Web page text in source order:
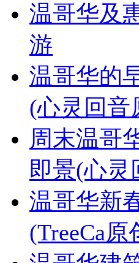
温哥华及
游
温哥华的
(心灵回音
周末温哥
即景(心灵
温哥华新
(TreeCa原